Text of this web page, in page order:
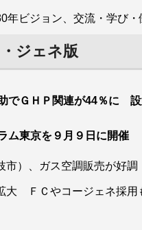
波酸素の竣工・開所を祝いテープカ
長、中山氏、岡田氏、床本氏 新ＬＰ
置して増強。タンクにはバルクロ
きる
業会（野村實也会長）の
０５本だった。
年ビジョン、交流・学び
ジェネ版
でＧＨＰ関連が44％に
回 今期第１回交付
ンター（野倉史章理事長
ム東京を９月９日に開催
Ｓビル 参加70人限定
市）、ガス空調販売が好
大 ＦＣやコージェネ採用